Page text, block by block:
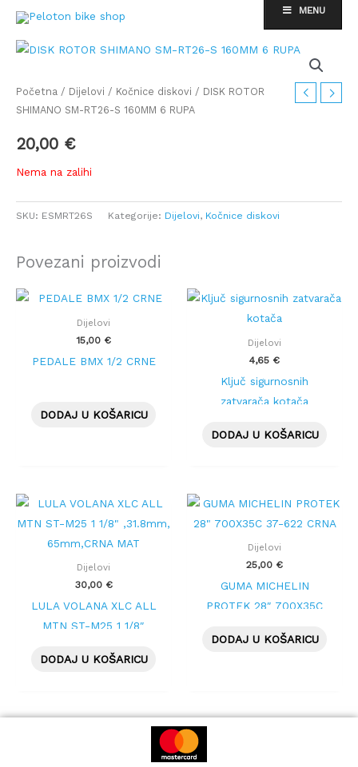
Skip
content
MENU
Početna / Dijelovi / Kočnice diskovi / DISK ROTOR
SHIMANO SM-RT26-S 160MM 6 RUPA
20,00 €
Nema na zalihi
SKU: ESMRT26S Kategorije: Dijelovi, Kočnice diskovi
Povezani proizvodi
Dijelovi
15,00 €
PEDALE BMX 1/2 CRNE
DODAJ U KOŠARICU
Dijelovi
4,65 €
Ključ sigurnosnih
zatvarača kotača
DODAJ U KOŠARICU
Dijelovi
30,00 €
LULA VOLANA XLC ALL
MTN ST-M25 1 1/8″
MAT
DODAJ U KOŠARICU
Dijelovi
25,00 €
GUMA MICHELIN
PROTEK 28″ 700X35C
DODAJ U KOŠARICU